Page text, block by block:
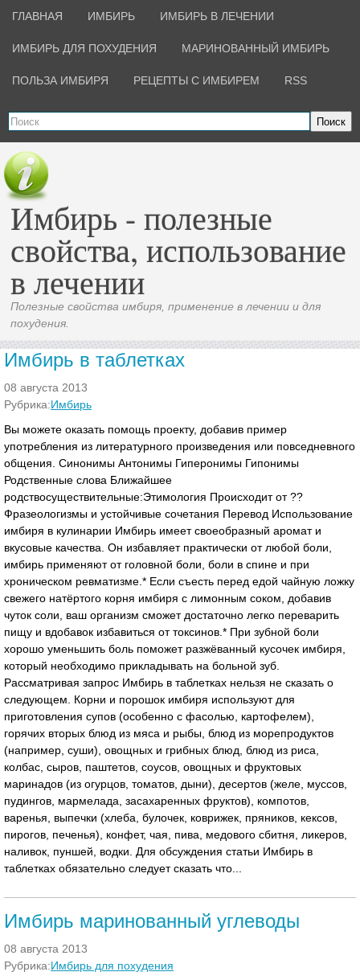
ГЛАВНАЯ ИМБИРЬ ИМБИРЬ В ЛЕЧЕНИИ
ИМБИРЬ ДЛЯ ПОХУДЕНИЯ МАРИНОВАННЫЙ ИМБИРЬ
ПОЛЬЗА ИМБИРЯ РЕЦЕПТЫ С ИМБИРЕМ RSS
Поиск
Имбирь - полезные
свойства, использование
в лечении
Полезные свойства имбиря, применение в лечении и для
похудения.
Имбирь в таблетках
08 августа 2013
Рубрика:Имбирь
Вы можете оказать помощь проекту, добавив пример
употребления из литературного произведения или повседневного
общения. Синонимы Антонимы Гиперонимы Гипонимы
Родственные слова Ближайшее
родствосуществительные:Этимология Происходит от ??
Фразеологизмы и устойчивые сочетания Перевод Использование
имбиря в кулинарии Имбирь имеет своеобразный аромат и
вкусовые качества. Он избавляет практически от любой боли,
имбирь применяют от головной боли, боли в спине и при
хроническом ревматизме.* Если съесть перед едой чайную ложку
свежего натёртого корня имбиря с лимонным соком, добавив
чуток соли, ваш организм сможет достаточно легко переварить
пищу и вдобавок избавиться от токсинов.* При зубной боли
хорошо уменьшить боль поможет разжёванный кусочек имбиря,
который необходимо прикладывать на больной зуб.
Рассматривая запрос Имбирь в таблетках нельзя не сказать о
следующем. Корни и порошок имбиря используют для
приготовления супов (особенно с фасолью, картофелем),
горячих вторых блюд из мяса и рыбы, блюд из морепродуктов
(например, суши), овощных и грибных блюд, блюд из риса,
колбас, сыров, паштетов, соусов, овощных и фруктовых
маринадов (из огурцов, томатов, дыни), десертов (желе, муссов,
пудингов, мармелада, засахаренных фруктов), компотов,
варенья, выпечки (хлеба, булочек, коврижек, пряников, кексов,
пирогов, печенья), конфет, чая, пива, медового сбитня, ликеров,
наливок, пуншей, водки. Для обсуждения статьи Имбирь в
таблетках обязательно следует сказать что...
Имбирь маринованный углеводы
08 августа 2013
Рубрика:Имбирь для похудения